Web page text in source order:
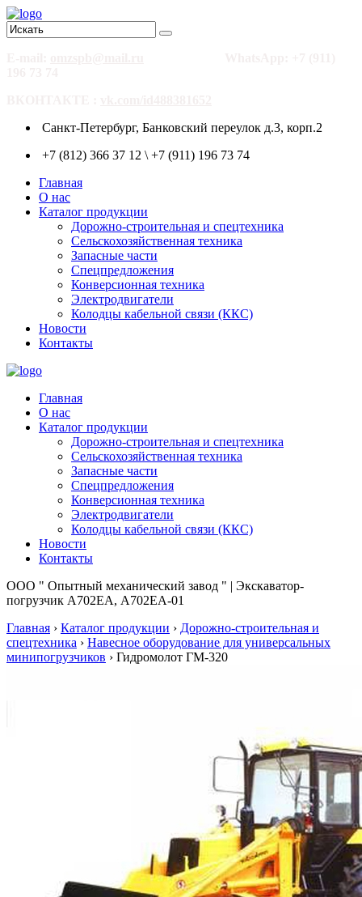
Санкт-Петербург, Банковский переулок д.3, корп.2
+7 (812) 366 37 12 \ +7 (911) 196 73 74
Главная
О нас
Каталог продукции
Дорожно-строительная и спецтехника
Сельскохозяйственная техника
Запасные части
Спецпредложения
Конверсионная техника
Электродвигатели
Колодцы кабельной связи (ККС)
Новости
Контакты
Главная
О нас
Каталог продукции
Дорожно-строительная и спецтехника
Сельскохозяйственная техника
Запасные части
Спецпредложения
Конверсионная техника
Электродвигатели
Колодцы кабельной связи (ККС)
Новости
Контакты
ООО " Опытный механический завод " | Экскаватор-
погрузчик А702ЕА, А702ЕА-01
Главная › Каталог продукции › Дорожно-строительная и
спецтехника › Навесное оборудование для универсальных
минипогрузчиков › Гидромолот ГМ-320